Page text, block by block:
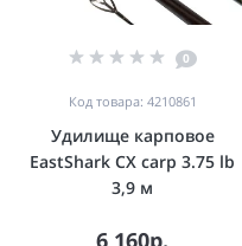
0
Код товара: 4210861
Удилище карповое
EastShark CX carp 3.75 lb
3,9 м
6 160р.